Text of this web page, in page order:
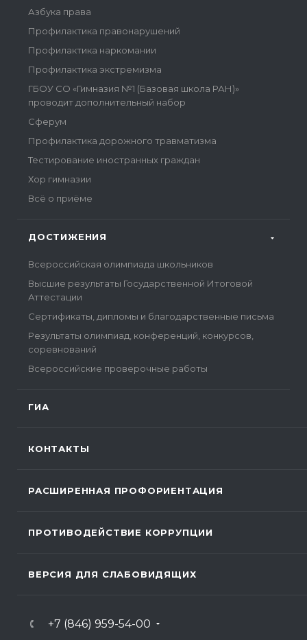
Азбука права
Профилактика правонарушений
Профилактика наркомании
Профилактика экстремизма
ГБОУ СО «Гимназия №1 (Базовая школа РАН)»
проводит дополнительный набор
Сферум
Профилактика дорожного травматизма
Тестирование иностранных граждан
Хор гимназии
Всё о приёме
ДОСТИЖЕНИЯ
Всероссийская олимпиада школьников
Высшие результаты Государственной Итоговой
Аттестации
Сертификаты, дипломы и благодарственные письма
Результаты олимпиад, конференций, конкурсов,
соревнований
Всероссийские проверочные работы
ГИА
КОНТАКТЫ
РАСШИРЕННАЯ ПРОФОРИЕНТАЦИЯ
ПРОТИВОДЕЙСТВИЕ КОРРУПЦИИ
ВЕРСИЯ ДЛЯ СЛАБОВИДЯЩИХ
+7 (846) 959-54-00